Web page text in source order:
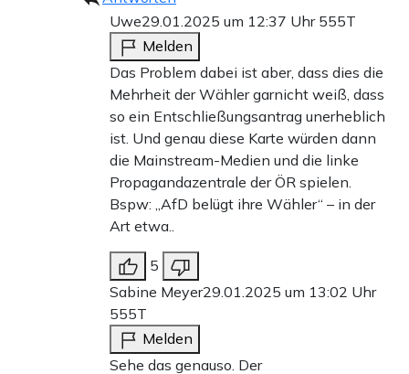
Uwe29.01.2025 um 12:37 Uhr 555T
Melden
Das Problem dabei ist aber, dass dies die
Mehrheit der Wähler garnicht weiß, dass
so ein Entschließungsantrag unerheblich
ist. Und genau diese Karte würden dann
die Mainstream-Medien und die linke
Propagandazentrale der ÖR spielen.
Bspw: „AfD belügt ihre Wähler“ – in der
Art etwa..
5
Sabine Meyer29.01.2025 um 13:02 Uhr
555T
Melden
Sehe das genauso. Der